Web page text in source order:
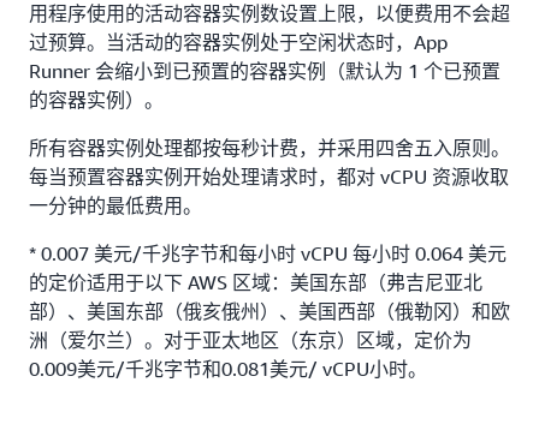
用程序使用的活动容器实例数设置上限，以便费用不会超
过预算。当活动的容器实例处于空闲状态时，App
Runner 会缩小到已预置的容器实例（默认为 1 个已预置
的容器实例）。
所有容器实例处理都按每秒计费，并采用四舍五入原则。
每当预置容器实例开始处理请求时，都对 vCPU 资源收取
一分钟的最低费用。
* 0.007 美元/千兆字节和每小时 vCPU 每小时 0.064 美元
的定价适用于以下 AWS 区域：美国东部（弗吉尼亚北
部）、美国东部（俄亥俄州）、美国西部（俄勒冈）和欧
洲（爱尔兰）。对于亚太地区（东京）区域，定价为
0.009美元/千兆字节和0.081美元/ vCPU小时。